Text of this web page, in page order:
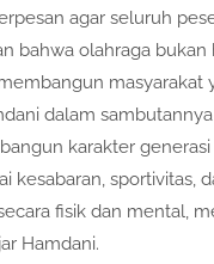
agar seluruh
bahwa olahraga
masyarakat
dalam
karakter generasi
kesabaran,
fisik dan mental,
Hamdani.